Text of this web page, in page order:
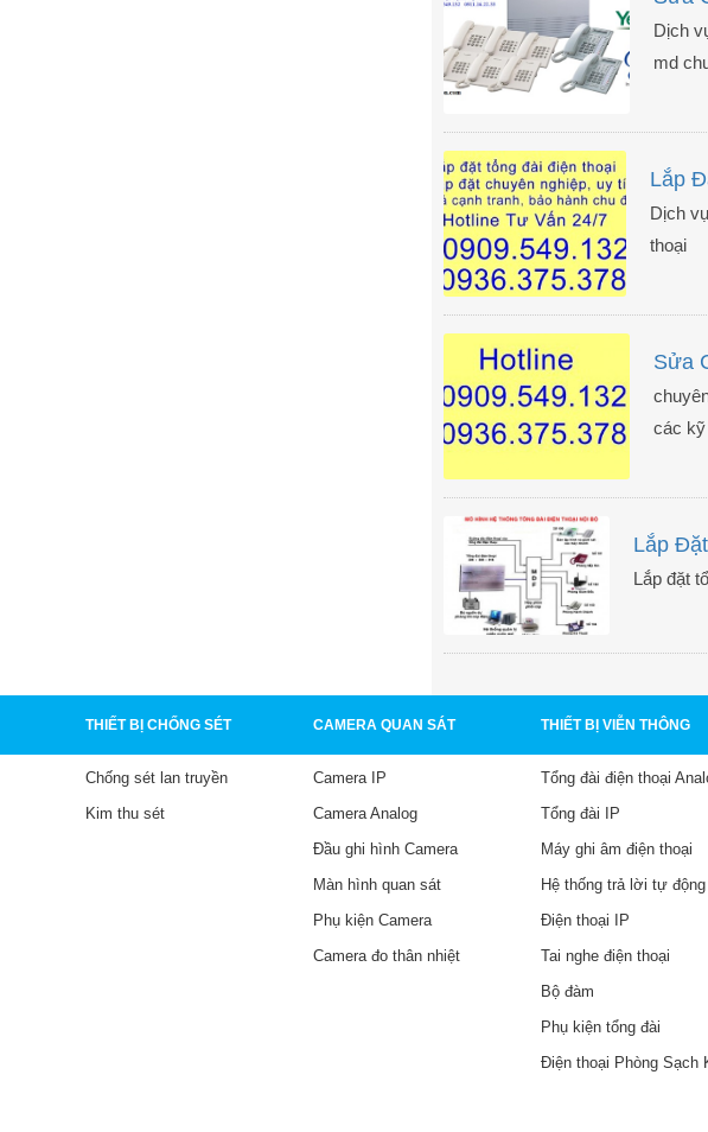
Dịch
md
Lắp
Dịch
thoại
Sửa
các kỹ
Lắp
Lắp đặt
THIẾT BỊ CHỐNG SÉT CAMERA QUAN SÁT THIẾT BỊ VIỄN THÔNG
Chống sét lan truyền
Kim thu sét
Camera IP
Camera Analog
Đầu ghi hình Camera
Màn hình quan sát
Phụ kiện Camera
Camera đo thân nhiệt
Tổng đài điện thoại
Tổng đài IP
Máy ghi âm điện thoại
Hệ thống trả lời tự động
Điện thoại IP
Tai nghe điện thoại
Bộ đàm
Phụ kiện tổng đài
Điện thoại Phòng Sạch